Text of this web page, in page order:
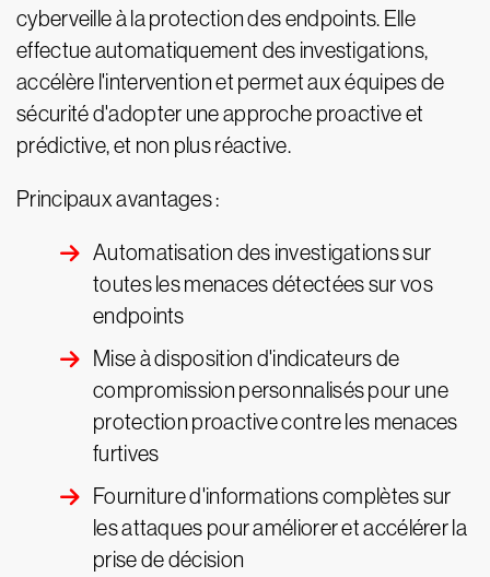
cyberveille à la protection des endpoints. Elle
effectue automatiquement des investigations,
accélère l'intervention et permet aux équipes de
sécurité d'adopter une approche proactive et
prédictive, et non plus réactive.
Principaux avantages :
Automatisation des investigations sur
toutes les menaces détectées sur vos
endpoints
Mise à disposition d'indicateurs de
compromission personnalisés pour une
protection proactive contre les menaces
furtives
Fourniture d'informations complètes sur
les attaques pour améliorer et accélérer la
prise de décision